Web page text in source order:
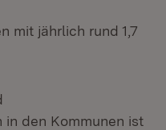
mit jährlich rund 1,7
den Kommunen ist